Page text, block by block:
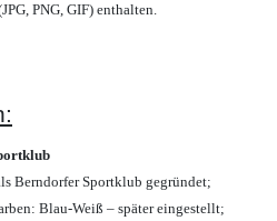
PNG, GIF) enthalten.
Berndorfer Sportklub gegründet;
Blau-Weiß – später eingestellt;